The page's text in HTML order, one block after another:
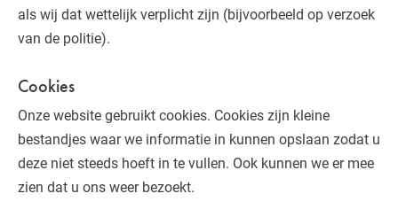
als wij dat wettelijk verplicht zijn (bijvoorbeeld op verzoek
van de politie).
Cookies
Onze website gebruikt cookies. Cookies zijn kleine
bestandjes waar we informatie in kunnen opslaan zodat u
deze niet steeds hoeft in te vullen. Ook kunnen we er mee
zien dat u ons weer bezoekt.